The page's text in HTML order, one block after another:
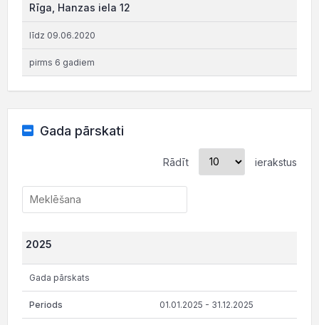
Rīga, Hanzas iela 12
līdz 09.06.2020
pirms 6 gadiem
Gada pārskati
Rādīt ierakstus
2025
Gada pārskats
01.01.2025 - 31.12.2025